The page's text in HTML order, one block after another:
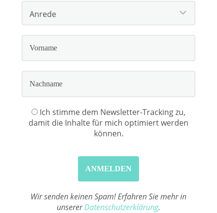
Ich stimme dem Newsletter-Tracking zu,
damit die Inhalte für mich optimiert werden
können.
Wir senden keinen Spam! Erfahren Sie mehr in
unsererDatenschutzerklärung.